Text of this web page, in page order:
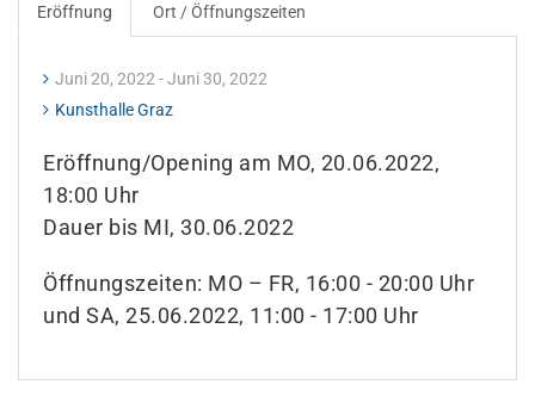
Eröffnung Ort / Öffnungszeiten
Juni 20, 2022 - Juni 30, 2022
Kunsthalle Graz
Eröffnung/Opening am MO, 20.06.2022,
18:00 Uhr
Dauer bis MI, 30.06.2022
Öffnungszeiten: MO – FR, 16:00 - 20:00 Uhr
und SA, 25.06.2022, 11:00 - 17:00 Uhr